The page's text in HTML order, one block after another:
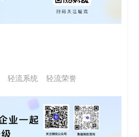
轻流系统 轻流荣誉